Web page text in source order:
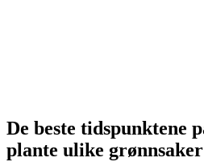
De beste tidspunktene
plante ulike grønnsaker